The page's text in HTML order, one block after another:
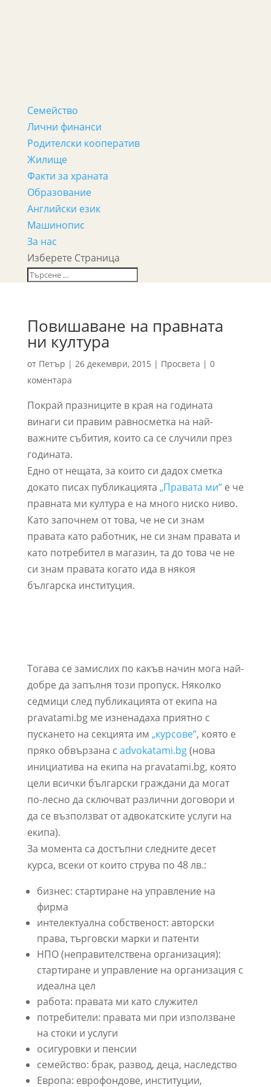
Семейство
Лични финанси
Родителски кооператив
Жилище
Факти за храната
Образование
Английски език
Машинопис
За нас
Изберете Страница
Повишаване на правната
ни култура
от Петър | 26 декември, 2015 | Просвета | 0
коментара
Покрай празниците в края на годината
винаги си правим равносметка на най-
важните събития, които са се случили през
годината.
Едно от нещата, за които си дадох сметка
докато писах публикацията „Правата ми“е че
правната ми култура е на много ниско ниво.
Като започнем от това, че не си знам
правата като работник, не си знам правата и
като потребител в магазин, та до това че не
си знам правата когато ида в някоя
българска институция.
Тогава се замислих по какъв начин мога най-
добре да запълня този пропуск. Няколко
седмици след публикацията от екипа на
pravatami.bg ме изненадаха приятно с
пускането на секцията им „курсове“, която е
пряко обвързана с advokatami.bg(нова
инициатива на екипа на pravatami.bg, която
цели всички български граждани да могат
по-лесно да сключват различни договори и
да се възползват от адвокатските услуги на
екипа).
За момента са достъпни следните десет
курса, всеки от които струва по 48 лв.:
бизнес: стартиране на управление на
фирма
интелектуална собственост: авторски
права, търговски марки и патенти
НПО (неправителствена организация):
стартиране и управление на организация с
идеална цел
работа: правата ми като служител
потребители: правата ми при използване
на стоки и услуги
осигуровки и пенсии
семейство: брак, развод, деца, наследство
Европа: еврофондове, институции,